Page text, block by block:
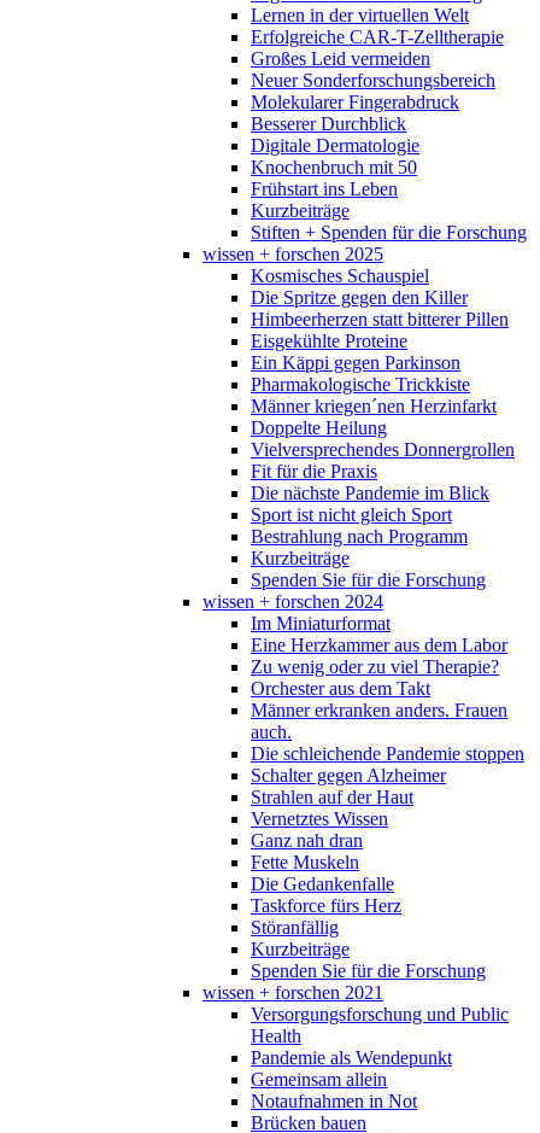
Lernen in der virtuellen Welt
Erfolgreiche CAR-T-Zelltherapie
Großes Leid vermeiden
Neuer Sonderforschungsbereich
Molekularer Fingerabdruck
Besserer Durchblick
Digitale Dermatologie
Knochenbruch mit 50
Frühstart ins Leben
Kurzbeiträge
Stiften + Spenden für die Forschung
wissen + forschen 2025
Kosmisches Schauspiel
Die Spritze gegen den Killer
Himbeerherzen statt bitterer Pillen
Eisgekühlte Proteine
Ein Käppi gegen Parkinson
Pharmakologische Trickkiste
Männer kriegen´nen Herzinfarkt
Doppelte Heilung
Vielversprechendes Donnergrollen
Fit für die Praxis
Die nächste Pandemie im Blick
Sport ist nicht gleich Sport
Bestrahlung nach Programm
Kurzbeiträge
Spenden Sie für die Forschung
wissen + forschen 2024
Im Miniaturformat
Eine Herzkammer aus dem Labor
Zu wenig oder zu viel Therapie?
Orchester aus dem Takt
Männer erkranken anders. Frauen
auch.
Die schleichende Pandemie stoppen
Schalter gegen Alzheimer
Strahlen auf der Haut
Vernetztes Wissen
Ganz nah dran
Fette Muskeln
Die Gedankenfalle
Taskforce fürs Herz
Störanfällig
Kurzbeiträge
Spenden Sie für die Forschung
wissen + forschen 2021
Versorgungsforschung und Public
Health
Pandemie als Wendepunkt
Gemeinsam allein
Notaufnahmen in Not
Brücken bauen